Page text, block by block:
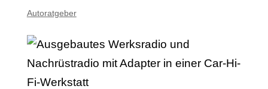
Autoratgeber